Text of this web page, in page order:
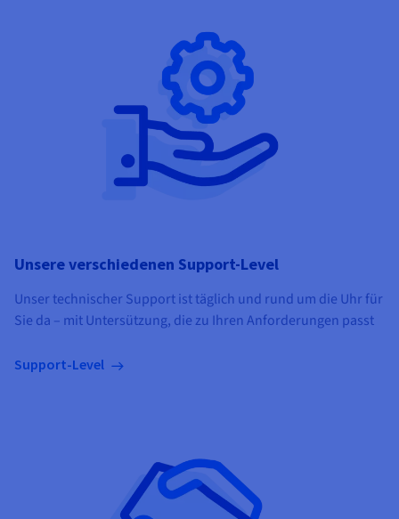
Unsere verschiedenen Support-Level
Unser technischer Support ist täglich und rund um die Uhr für
Sie da – mit Untersützung, die zu Ihren Anforderungen passt
Support-Level